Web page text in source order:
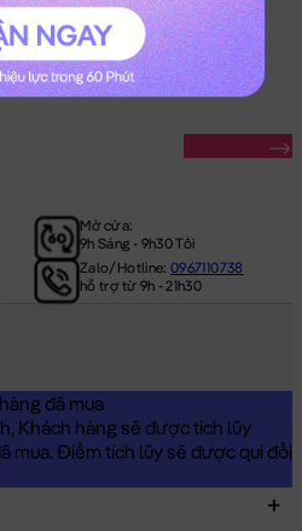
Hàng
Mở cửa:
9h Sáng - 9h30 Tối
Zalo/Hotline:0967110738
hỗ trợ từ 9h - 21h30
đã mua
Khách hàng sẽ được tích lũy
mua. Điểm tích lũy sẽ được qui đổi